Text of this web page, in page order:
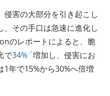
侵害の大部分を引き起こし
、その手口は急速に進化し
のレポートによると、脆
で34% 増加し、侵害にお
1年で15%から30%へ倍増